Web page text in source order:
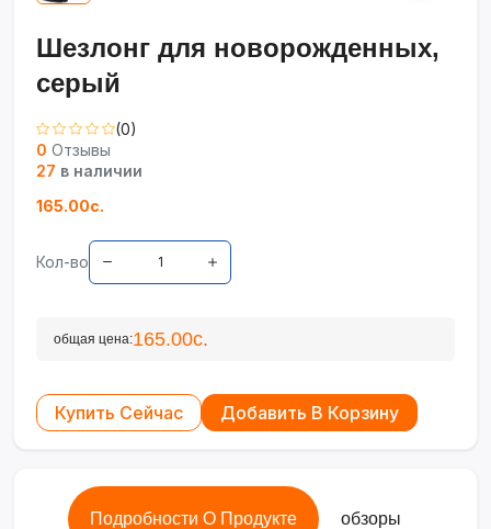
Шезлонг для новорожденных,
серый
(0)
0 Отзывы
27 в наличии
165.00с.
Кол-во
общая цена:165.00с.
Купить Сейчас Добавить В Корзину
Подробности О Продукте обзоры